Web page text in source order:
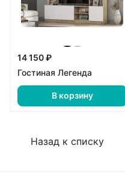
14 150 ₽
Гостиная Легенда
В корзину
Назад к списку